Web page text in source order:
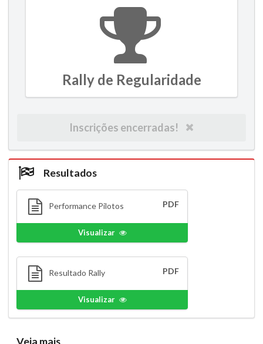
Rally de Regularidade
Inscrições encerradas!
Resultados
Performance Pilotos PDF
Visualizar
Resultado Rally PDF
Visualizar
Veja mais